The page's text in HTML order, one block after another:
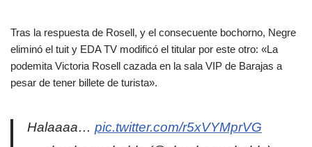
Tras la respuesta de Rosell, y el consecuente bochorno, Negre
eliminó el tuit y EDA TV modificó el titular por este otro: «La
podemita Victoria Rosell cazada en la sala VIP de Barajas a
pesar de tener billete de turista».
Halaaaa… pic.twitter.com/r5xVYMprVG